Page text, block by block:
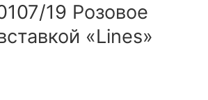
19 Розовое
«Lines»